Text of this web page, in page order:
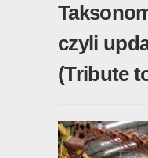
czyli
(Tribute